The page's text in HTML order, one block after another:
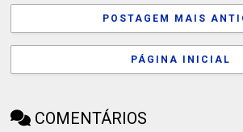
POSTAGEM MAIS
PÁGINA INICIAL
COMENTÁRIOS